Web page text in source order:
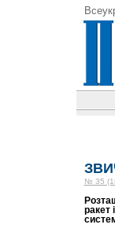
№ 35
ракет